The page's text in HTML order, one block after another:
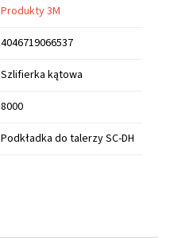
Produkty 3M
4046719066537
Szlifierka kątowa
8000
Podkładka do talerzy SC-DH